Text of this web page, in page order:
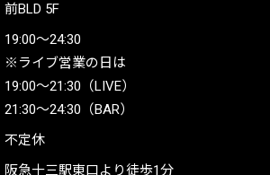
前BLD 5F
19:00〜24:30
※ライブ営業の日は
19:00〜21:30（LIVE）
21:30〜24:30（BAR）
不定休
阪急十三駅東口より徒歩1分